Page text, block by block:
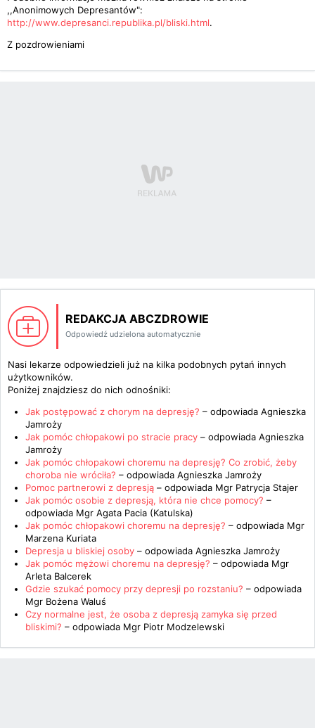
,,Anonimowych Depresantów":
http://www.depresanci.republika.pl/bliski.html.
Z pozdrowieniami
REDAKCJA ABCZDROWIE
Odpowiedź udzielona automatycznie
Nasi lekarze odpowiedzieli już na kilka podobnych pytań innych
użytkowników.
Poniżej znajdziesz do nich odnośniki:
Jak postępować z chorym na depresję? – odpowiada Agnieszka
Jamroży
Jak pomóc chłopakowi po stracie pracy – odpowiada Agnieszka
Jamroży
Jak pomóc chłopakowi choremu na depresję? Co zrobić, żeby
choroba nie wróciła? – odpowiada Agnieszka Jamroży
Pomoc partnerowi z depresją – odpowiada Mgr Patrycja Stajer
Jak pomóc osobie z depresją, która nie chce pomocy? –
odpowiada Mgr Agata Pacia (Katulska)
Jak pomóc chłopakowi choremu na depresję? – odpowiada Mgr
Marzena Kuriata
Depresja u bliskiej osoby – odpowiada Agnieszka Jamroży
Jak pomóc mężowi choremu na depresję? – odpowiada Mgr
Arleta Balcerek
Gdzie szukać pomocy przy depresji po rozstaniu? – odpowiada
Mgr Bożena Waluś
Czy normalne jest, że osoba z depresją zamyka się przed
bliskimi? – odpowiada Mgr Piotr Modzelewski